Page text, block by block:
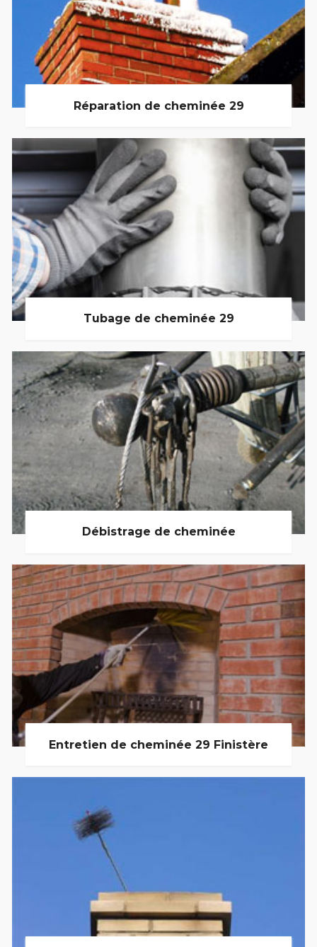
Réparation de cheminée 29
Tubage de cheminée 29
Débistrage de cheminée
Entretien de cheminée 29 Finistère